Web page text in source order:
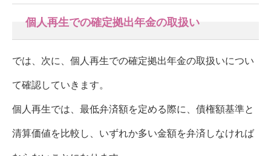
個人再生での確定拠出年金の取扱い
では、次に、個人再生での確定拠出年金の取扱いについ
て確認していきます。
個人再生では、最低弁済額を定める際に、債権額基準と
清算価値を比較し、いずれか多い金額を弁済しなければ